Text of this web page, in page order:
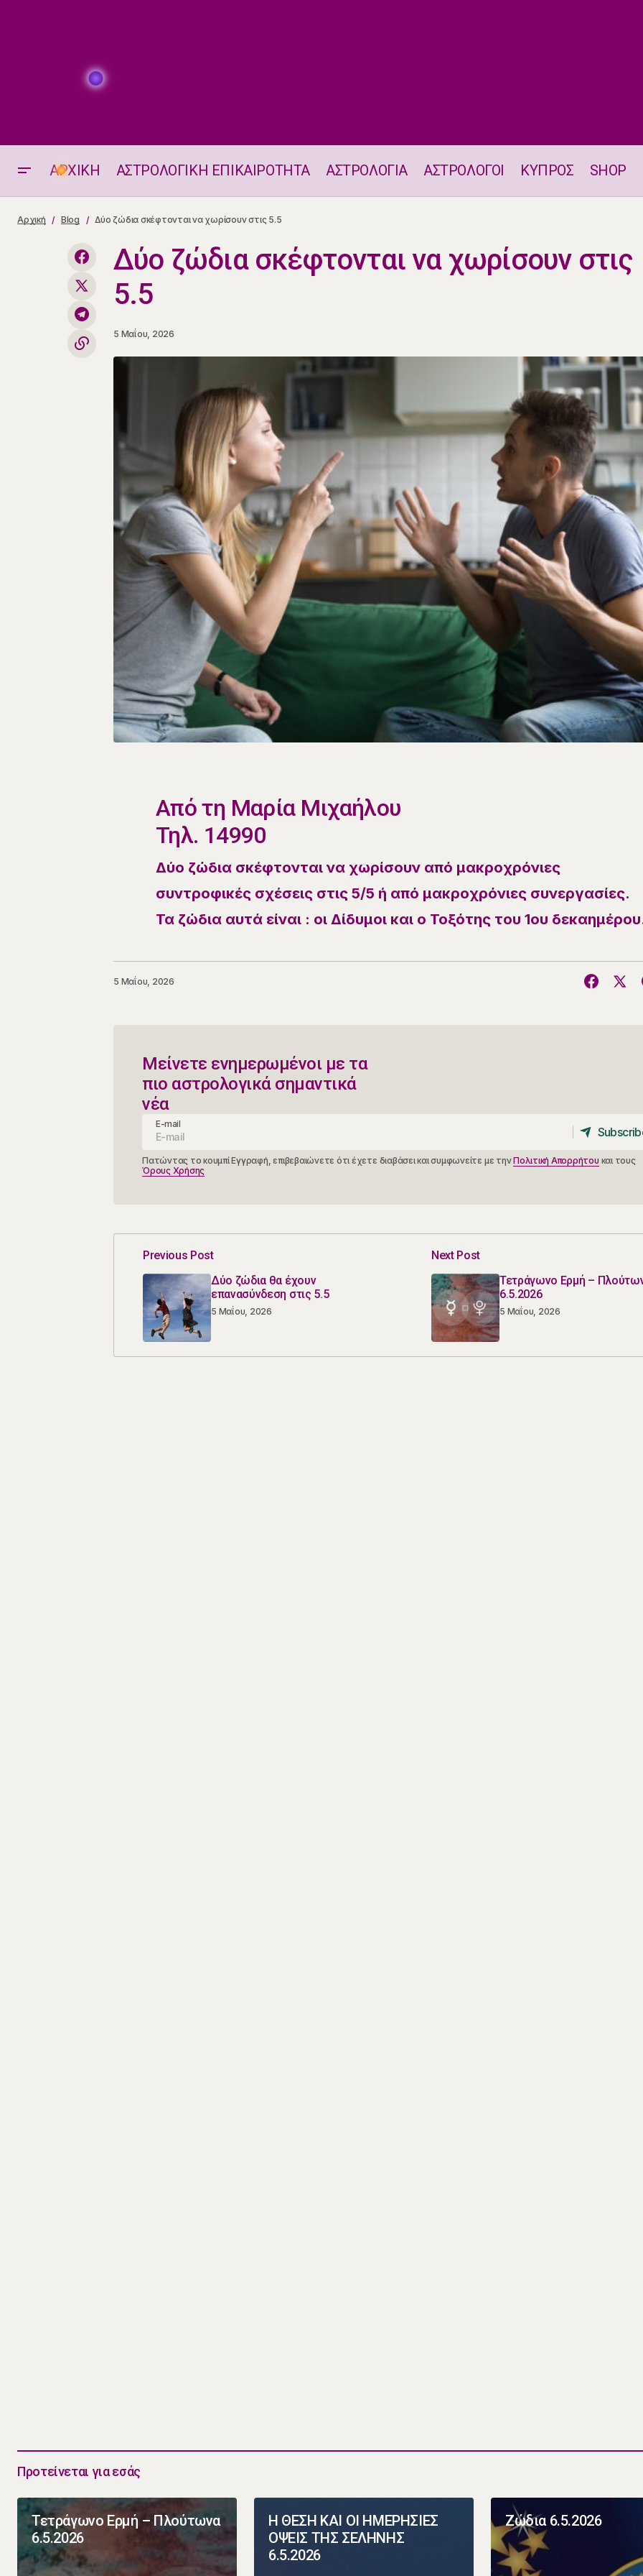
ΑΡΧΙΚΗ ΑΣΤΡΟΛΟΓΙΚΗ ΕΠΙΚΑΙΡΟΤΗΤΑ ΑΣΤΡΟΛΟΓΙΑ ΑΣΤΡΟΛΟΓΟΙ ΚΥΠΡΟΣ SHOP
Δύο ζώδια θα έχουν επανασύνδεση
στις 5.5
Αρχική Blog Δύο ζώδια σκέφτονται να χωρίσουν στις 5.5
Δύο ζώδια σκέφτονται να χωρίσουν στις
5.5
5 Μαΐου, 2026
​Από τη Μαρία Μιχαήλου
Τηλ. 14990
Δύο ζώδια σκέφτονται να χωρίσουν από μακροχρόνιες
συντροφικές σχέσεις στις 5/5 ή από μακροχρόνιες συνεργασίες.
Τα ζώδια αυτά είναι : οι Δίδυμοι και ο Τοξότης του 1ου
5 Μαΐου, 2026
Μείνετε ενημερωμένοι με τα
πιο αστρολογικά σημαντικά
νέα
E-mail
Πατώντας το κουμπί Εγγραφή, επιβεβαιώνετε ότι έχετε διαβάσει και συμφωνείτε με τηνΠολιτική Απορρήτου και τους
Όρους Χρήσης
Previous Post
Δύο ζώδια θα έχουν
επανασύνδεση στις 5.5
5 Μαΐου, 2026
Next Post
Τετράγωνο Ερμή –
6.5.2026
5 Μαΐου, 2026
Προτείνεται για εσάς
Τετράγωνο Ερμή – Πλούτωνα
6.5.2026
Η ΘΕΣΗ ΚΑΙ ΟΙ ΗΜΕΡΗΣΙΕΣ
ΟΨΕΙΣ ΤΗΣ ΣΕΛΗΝΗΣ
6.5.2026
Ζώδια 6.5.2026